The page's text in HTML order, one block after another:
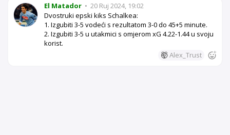
El Matador • 20 Ruj 2024, 19:02
Dvostruki epski kiks Schalkea:
1. Izgubiti 3-5 vodeći s rezultatom 3-0 do 45+5 minute.
2. Izgubiti 3-5 u utakmici s omjerom xG 4.22-1.44 u svoju
korist.
🤯Alex_Trust